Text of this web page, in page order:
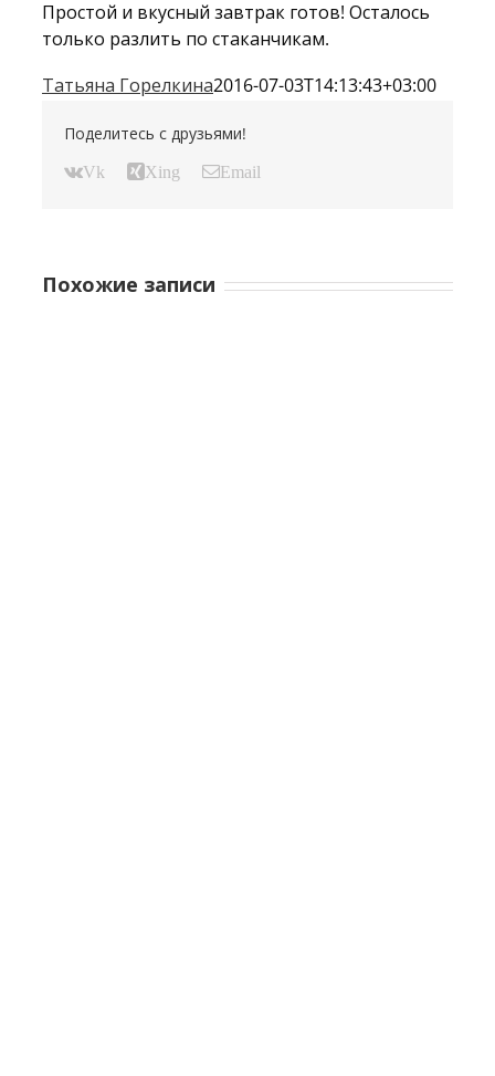
Простой и вкусный завтрак готов! Осталось
только разлить по стаканчикам.
Татьяна Горелкина2016-07-03T14:13:43+03:00
Поделитесь с друзьями!
Vk Xing Email
Похожие записи